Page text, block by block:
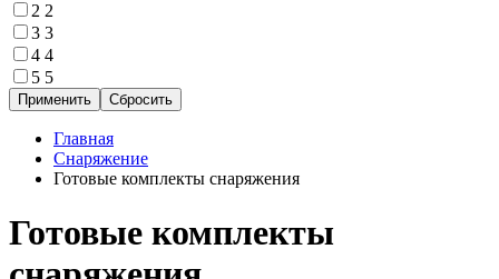
2 2
3 3
4 4
5 5
Главная
Снаряжение
Готовые комплекты снаряжения
Готовые комплекты